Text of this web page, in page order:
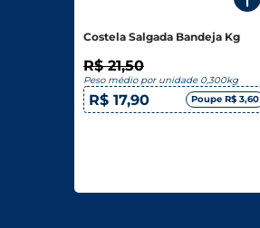
Costela Salgada Bandeja Kg
R$ 21,50
Peso médio por unidade 0,300kg
R$ 17,90 Poupe R$ 3,60